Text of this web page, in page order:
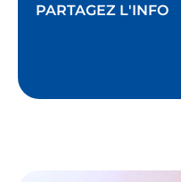
PARTAGEZ L'INFO